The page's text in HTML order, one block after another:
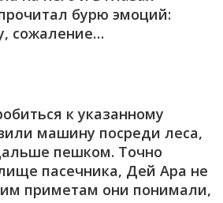
бурю эмоций:
сожаление…
к указанному
машину посреди леса,
пешком. Точно
пасечника, Дей Ара не
приметам они понимали,